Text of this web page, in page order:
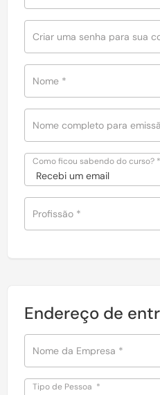
Criar uma senha para sua
Nome *
Nome completo para
Como ficou sabendo do curso? *
Profissão *
Endereço de
Nome da Empresa *
Tipo de Pessoa *